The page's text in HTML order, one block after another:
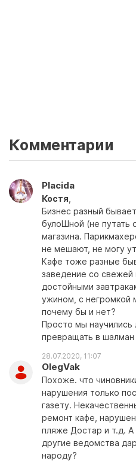
Комментарии
Placida
Костя,
Бизнес разный
булоШной (не путать
магазина.
не мешают, не могу
Кафе тоже разные
заведение со свежей
достойными
ужином, с негромкой
почему бы и нет?
Просто мы
превращать в шалман
28.07.2020, 11:07
OlegVak
Похоже. что
нарушения только
газету.
ремонт кафе,
пляже Достар и т.д. А
другие ведомства
народу?